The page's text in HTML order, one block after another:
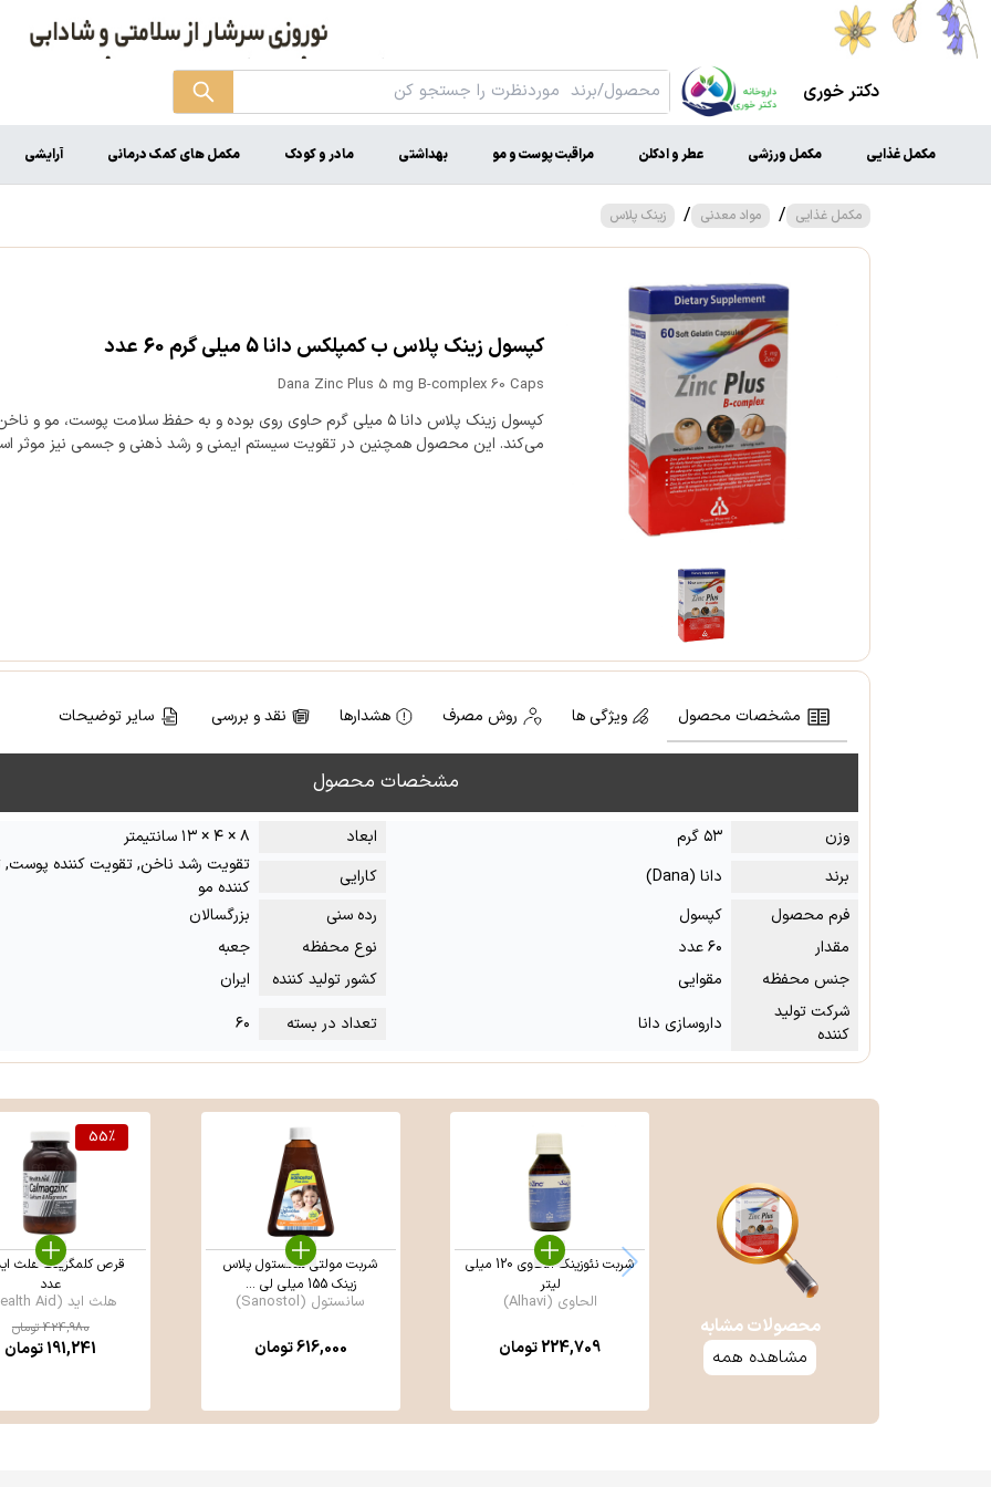
دکتر خوری
مکمل غذایی مکمل ورزشی عطر و ادکلن مراقبت پوست و مو بهداشتی مادر و کودک مکمل های کمک درمانی آرایشی
مکمل غذایی / مواد معدنی / زینک پلاس
کپسول زینک پلاس ب کمپلکس دانا 5 میلی گرم 60 عدد
Dana Zinc Plus 5 mg B-complex 60 Caps
کپسول زینک پلاس دانا ۵ میلی گرم حاوی روی بوده و به حفظ سلامت پوست، مو و
می‌کند. این محصول همچنین در تقویت سیستم ایمنی و رشد ذهنی و جسمی نیز موثر
مشخصات محصول ویژگی ها روش مصرف هشدارها نقد و بررسی سایر توضیحات
مشخصات محصول
وزن ۵۳ گرم ابعاد
۸ × ۴ × ۱۳ سانتیمتر
برند
دانا (Dana) کارایی
تقویت رشد ناخن, تقویت کننده پوست,
کننده مو
فرم محصول
کپسول رده سنی
بزرگسالان
مقدار
۶۰ عدد نوع محفظه
جعبه
جنس محفظه
مقوایی کشور تولید کننده
ایران
شرکت تولید
کننده
داروسازی دانا تعداد در بسته ۶۰
محصولات مشابه
مشاهده همه
شربت نئوزینک الحاوی 120 میلی
لیتر
الحاوی (Alhavi)
224,709تومان
شربت مولتی سانستول پلاس
زینک 155 میلی لی ...
سانستول (Sanostol)
616,000تومان
55%
عدد
هلث اید (Health Aid)
424,980تومان
191,241تومان